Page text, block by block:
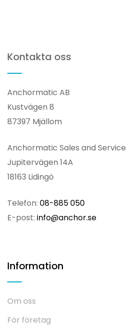
Kontakta oss
Anchormatic AB
Kustvägen 8
87397 Mjällom
Anchormatic Sales
Jupitervägen 14A
18163 Lidingö
Telefon: 08-885 050
E-post: info@anchor.se
Information
Om oss
För företag